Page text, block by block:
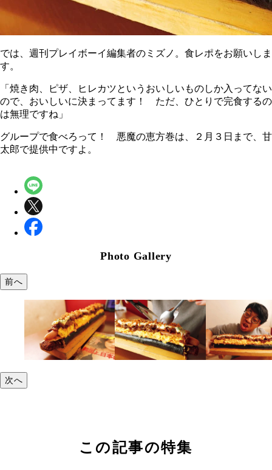
では、週刊プレイボーイ編集者のミズノ。食レポをお願いしま
す。
「焼き肉、ピザ、ヒレカツというおいしいものしか入ってない
ので、おいしいに決まってます！ ただ、ひとりで完食するの
は無理ですね」
グループで食べろって！ 悪魔の恵方巻は、２月３日まで、甘
太郎で提供中ですよ。
Photo Gallery
前へ
次へ
この記事の特集